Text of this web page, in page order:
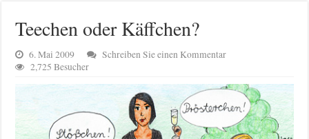
Teechen oder Käffchen?
6. Mai 2009
Schreiben Sie einen Kommentar
2,725 Besucher